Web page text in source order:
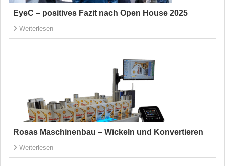
EyeC – positives Fazit nach Open House 2025
Weiterlesen
Rosas Maschinenbau – Wickeln und Konvertieren
Weiterlesen